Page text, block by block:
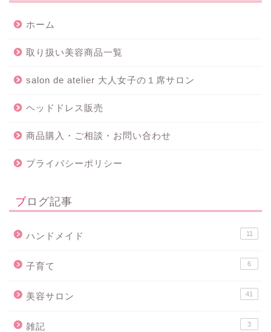
ホーム
取り扱い美容商品一覧
salon de atelier 大人女子の１席サロン
ヘッドドレス販売
商品購入・ご相談・お問い合わせ
プライバシーポリシー
ブログ記事
ハンドメイド 11
子育て 6
美容サロン 41
雑記 3